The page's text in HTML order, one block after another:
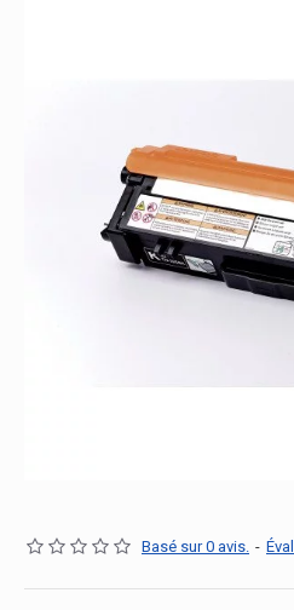
Basé sur 0 avis. -